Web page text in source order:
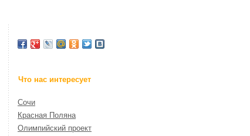
Что нас интересует
Сочи
Красная Поляна
Олимпийский проект